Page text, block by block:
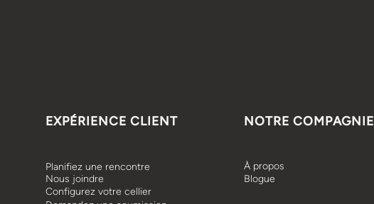
EXPÉRIENCE CLIENT
Planifiez une rencontre
Nous joindre
Configurez votre cellier
NOTRE COMPAGNIE
À propos
Blogue